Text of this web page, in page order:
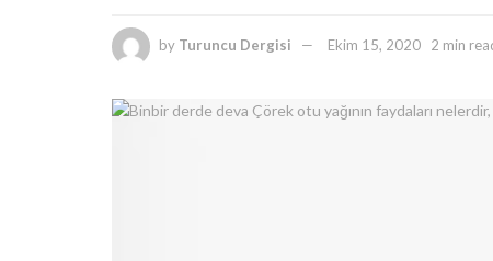
by Turuncu Dergisi Ekim 15, 2020 2 min